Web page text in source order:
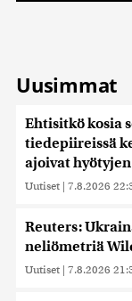
Uusimmat
Ehtisitkö kosia
tiedepiireissä
ajoivat
Uutiset | 7.8.2026
Reuters:
neliömetriä
Uutiset | 7.8.2026